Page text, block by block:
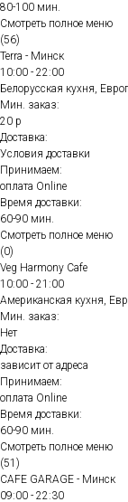
80-100 мин.
Смотреть полное меню
(56)
Terra - Минск
10:00 - 22:00
Белорусская кухня,
Мин. заказ:
20 р
Доставка:
Условия доставки
Принимаем:
оплата Online
Время доставки:
60-90 мин.
Смотреть полное меню
(0)
Veg Harmony Cafe
10:00 - 21:00
Американская кухня,
Мин. заказ:
Нет
Доставка:
зависит от адреса
Принимаем:
оплата Online
Время доставки:
60-90 мин.
Смотреть полное меню
(51)
CAFE GARAGE - Минск
09:00 - 22:30